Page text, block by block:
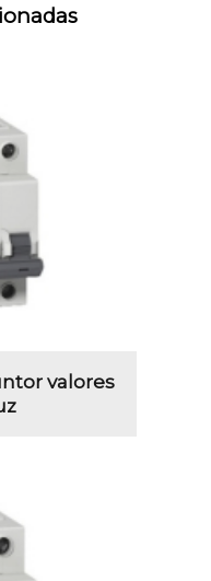
valores